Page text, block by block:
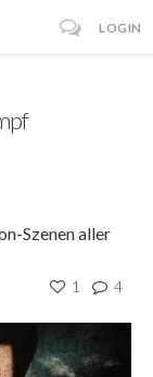
LOGIN
Szenen aller
1 4